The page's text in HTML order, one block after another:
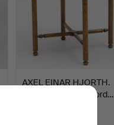
AXEL EINAR HJORTH.
"Coolidge", Tisch, Nord…